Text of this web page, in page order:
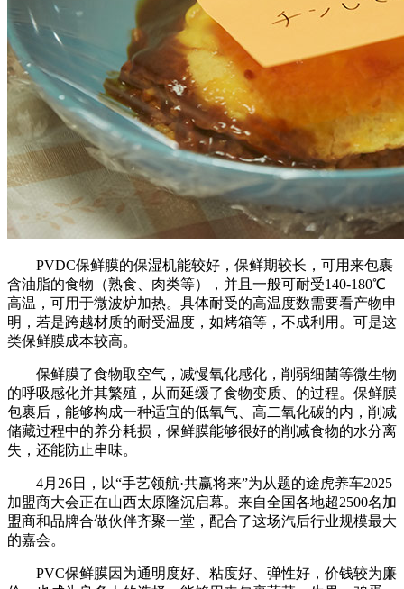
PVDC保鲜膜的保湿机能较好，保鲜期较长，可用来包裹
含油脂的食物（熟食、肉类等），并且一般可耐受140-180℃
高温，可用于微波炉加热。具体耐受的高温度数需要看产物申
明，若是跨越材质的耐受温度，如烤箱等，不成利用。可是这
类保鲜膜成本较高。
保鲜膜了食物取空气，减慢氧化感化，削弱细菌等微生物
的呼吸感化并其繁殖，从而延缓了食物变质、的过程。保鲜膜
包裹后，能够构成一种适宜的低氧气、高二氧化碳的内，削减
储藏过程中的养分耗损，保鲜膜能够很好的削减食物的水分离
失，还能防止串味。
4月26日，以“手艺领航·共赢将来”为从题的途虎养车2025
加盟商大会正在山西太原隆沉启幕。来自全国各地超2500名加
盟商和品牌合做伙伴齐聚一堂，配合了这场汽后行业规模最大
的嘉会。
PVC保鲜膜因为通明度好、粘度好、弹性好，价钱较为廉